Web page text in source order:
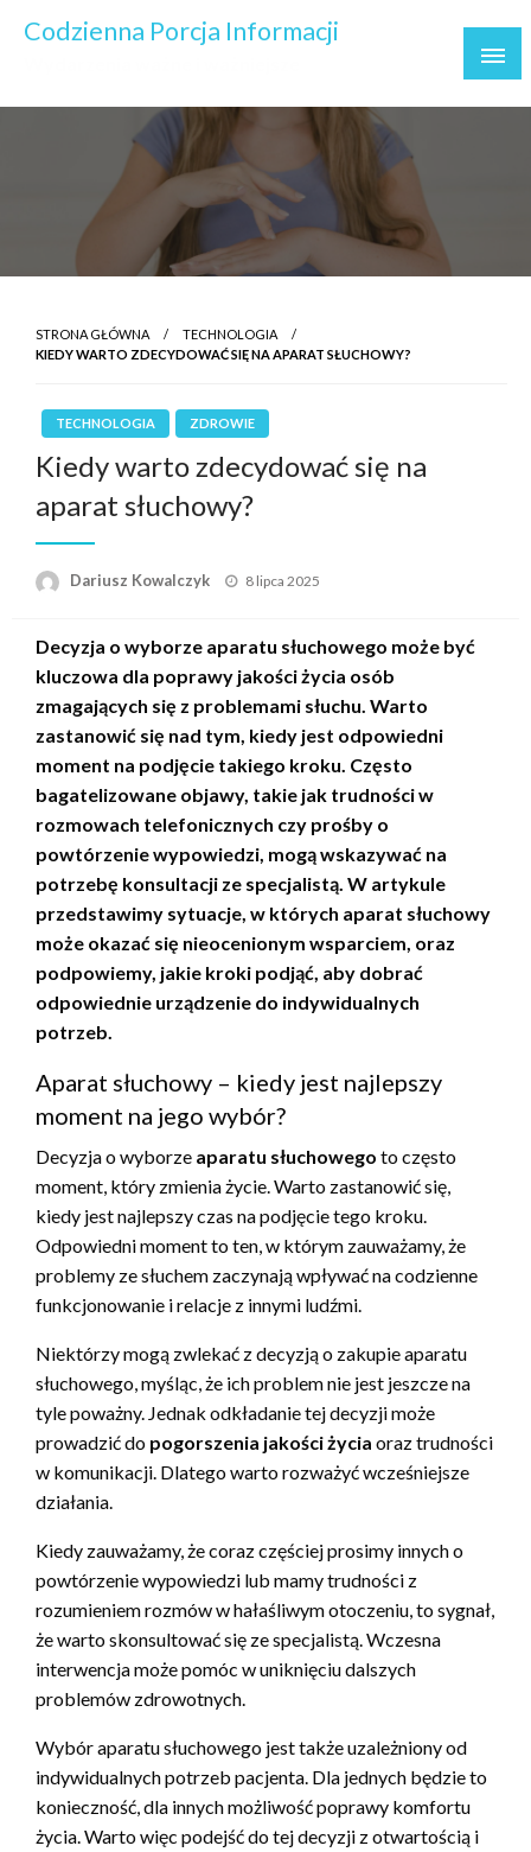
Codzienna Porcja Informacji
STRONA GŁÓWNA
TECHNOLOGIA
KIEDY WARTO ZDECYDOWAĆ SIĘ NA APARAT SŁUCHOWY?
TECHNOLOGIA ZDROWIE
Kiedy warto zdecydować się na
aparat słuchowy?
Dariusz Kowalczyk
Opublikowane
8 lipca 2025
Decyzja o wyborze aparatu słuchowego może być
kluczowa dla poprawy jakości życia osób
zmagających się z problemami słuchu. Warto
zastanowić się nad tym, kiedy jest odpowiedni
moment na podjęcie takiego kroku. Często
bagatelizowane objawy, takie jak trudności w
rozmowach telefonicznych czy prośby o
powtórzenie wypowiedzi, mogą wskazywać na
potrzebę konsultacji ze specjalistą. W artykule
przedstawimy sytuacje, w których aparat słuchowy
może okazać się nieocenionym wsparciem, oraz
podpowiemy, jakie kroki podjąć, aby dobrać
odpowiednie urządzenie do indywidualnych
potrzeb.
Aparat słuchowy – kiedy jest najlepszy
moment na jego wybór?
Decyzja o wyborze aparatu słuchowego to często
moment, który zmienia życie. Warto zastanowić się,
kiedy jest najlepszy czas na podjęcie tego kroku.
Odpowiedni moment to ten, w którym zauważamy, że
problemy ze słuchem zaczynają wpływać na codzienne
funkcjonowanie i relacje z innymi ludźmi.
Niektórzy mogą zwlekać z decyzją o zakupie aparatu
słuchowego, myśląc, że ich problem nie jest jeszcze na
tyle poważny. Jednak odkładanie tej decyzji może
prowadzić do pogorszenia jakości życia oraz trudności
w komunikacji. Dlatego warto rozważyć wcześniejsze
działania.
Kiedy zauważamy, że coraz częściej prosimy innych o
powtórzenie wypowiedzi lub mamy trudności z
rozumieniem rozmów w hałaśliwym otoczeniu, to sygnał,
że warto skonsultować się ze specjalistą. Wczesna
interwencja może pomóc w uniknięciu dalszych
problemów zdrowotnych.
Wybór aparatu słuchowego jest także uzależniony od
indywidualnych potrzeb pacjenta. Dla jednych będzie to
konieczność, dla innych możliwość poprawy komfortu
życia. Warto więc podejść do tej decyzji z otwartością i